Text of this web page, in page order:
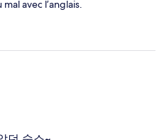
avec l’anglais.